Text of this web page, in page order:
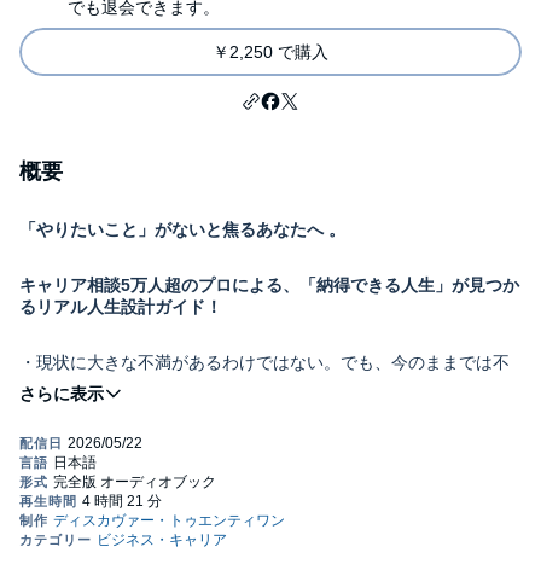
でも退会できます。
￥2,250 で購入
概要
「やりたいこと」がないと焦るあなたへ 。
キャリア相談5万人超のプロによる、「納得できる人生」が見つか
るリアル人生設計ガイド！
・現状に大きな不満があるわけではない。でも、今のままでは不
安。
・周りが目標を持ってどんどん転職していって、自分だけ停滞し
ているように感じる
・５年後も今の会社にいるイメージがわかない。